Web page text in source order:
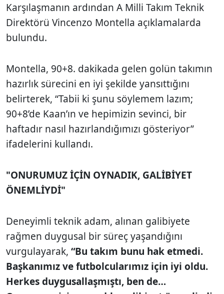
Karşılaşmanın ardından A Milli Takım Teknik
Direktörü Vincenzo Montella açıklamalarda
bulundu.
Montella, 90+8. dakikada gelen golün takımın
hazırlık sürecini en iyi şekilde yansıttığını
belirterek, “Tabii ki şunu söylemem lazım;
90+8’de Kaan’ın ve hepimizin sevinci, bir
haftadır nasıl hazırlandığımızı gösteriyor”
ifadelerini kullandı.
"ONURUMUZ İÇİN OYNADIK, GALİBİYET
ÖNEMLİYDİ"
Deneyimli teknik adam, alınan galibiyete
rağmen duygusal bir süreç yaşandığını
vurgulayarak, “Bu takım bunu hak etmedi.
Başkanımız ve futbolcularımız için iyi oldu.
Herkes duygusallaşmıştı, ben de…